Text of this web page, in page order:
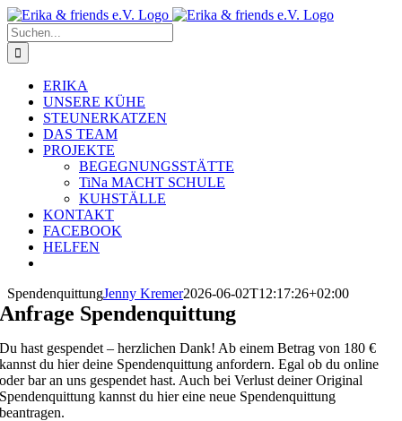
Zum
Inhalt
springen
Suche
nach:
ERIKA
UNSERE KÜHE
STEUNERKATZEN
DAS TEAM
PROJEKTE
BEGEGNUNGSSTÄTTE
TiNa MACHT SCHULE
KUHSTÄLLE
KONTAKT
FACEBOOK
HELFEN
SpendenquittungJenny Kremer2026-06-02T12:17:26+02:00
Anfrage Spendenquittung
Du hast gespendet – herzlichen Dank! Ab einem Betrag von 180 €
kannst du hier deine Spendenquittung anfordern. Egal ob du online
oder bar an uns gespendet hast. Auch bei Verlust deiner Original
Spendenquittung kannst du hier eine neue Spendenquittung
beantragen.